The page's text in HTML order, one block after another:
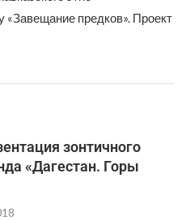
«Завещание предков». Проект
зонтичного
«Дагестан. Горы